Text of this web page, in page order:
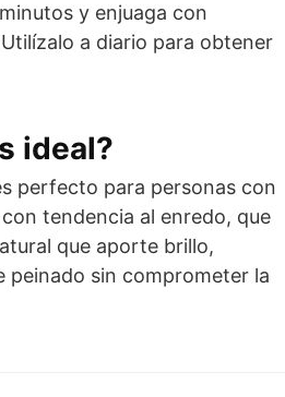
y enjuaga con
a diario para obtener
ideal?
perfecto para personas con
tendencia al enredo, que
que aporte brillo,
peinado sin comprometer la